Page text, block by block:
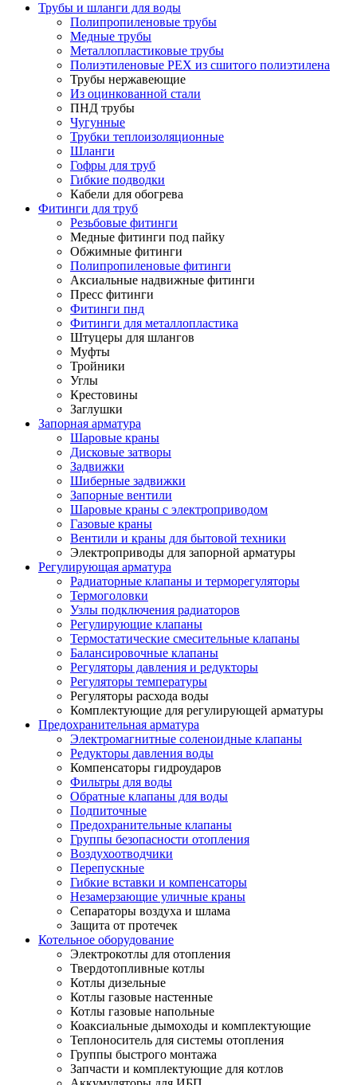
Трубы и шланги для воды
Полипропиленовые трубы
Медные трубы
Металлопластиковые трубы
Полиэтиленовые PEX из сшитого полиэтилена
Трубы нержавеющие
Из оцинкованной стали
ПНД трубы
Чугунные
Трубки теплоизоляционные
Шланги
Гофры для труб
Гибкие подводки
Кабели для обогрева
Фитинги для труб
Резьбовые фитинги
Медные фитинги под пайку
Обжимные фитинги
Полипропиленовые фитинги
Аксиальные надвижные фитинги
Пресс фитинги
Фитинги пнд
Фитинги для металлопластика
Штуцеры для шлангов
Муфты
Тройники
Углы
Крестовины
Заглушки
Запорная арматура
Шаровые краны
Дисковые затворы
Задвижки
Шиберные задвижки
Запорные вентили
Шаровые краны с электроприводом
Газовые краны
Вентили и краны для бытовой техники
Электроприводы для запорной арматуры
Регулирующая арматура
Радиаторные клапаны и терморегуляторы
Термоголовки
Узлы подключения радиаторов
Регулирующие клапаны
Термостатические смесительные клапаны
Балансировочные клапаны
Регуляторы давления и редукторы
Регуляторы температуры
Регуляторы расхода воды
Комплектующие для регулирующей арматуры
Предохранительная арматура
Электромагнитные соленоидные клапаны
Редукторы давления воды
Компенсаторы гидроударов
Фильтры для воды
Обратные клапаны для воды
Подпиточные
Предохранительные клапаны
Группы безопасности отопления
Воздухоотводчики
Перепускные
Гибкие вставки и компенсаторы
Незамерзающие уличные краны
Сепараторы воздуха и шлама
Защита от протечек
Котельное оборудование
Электрокотлы для отопления
Твердотопливные котлы
Котлы дизельные
Котлы газовые настенные
Котлы газовые напольные
Коаксиальные дымоходы и комплектующие
Теплоноситель для системы отопления
Группы быстрого монтажа
Запчасти и комплектующие для котлов